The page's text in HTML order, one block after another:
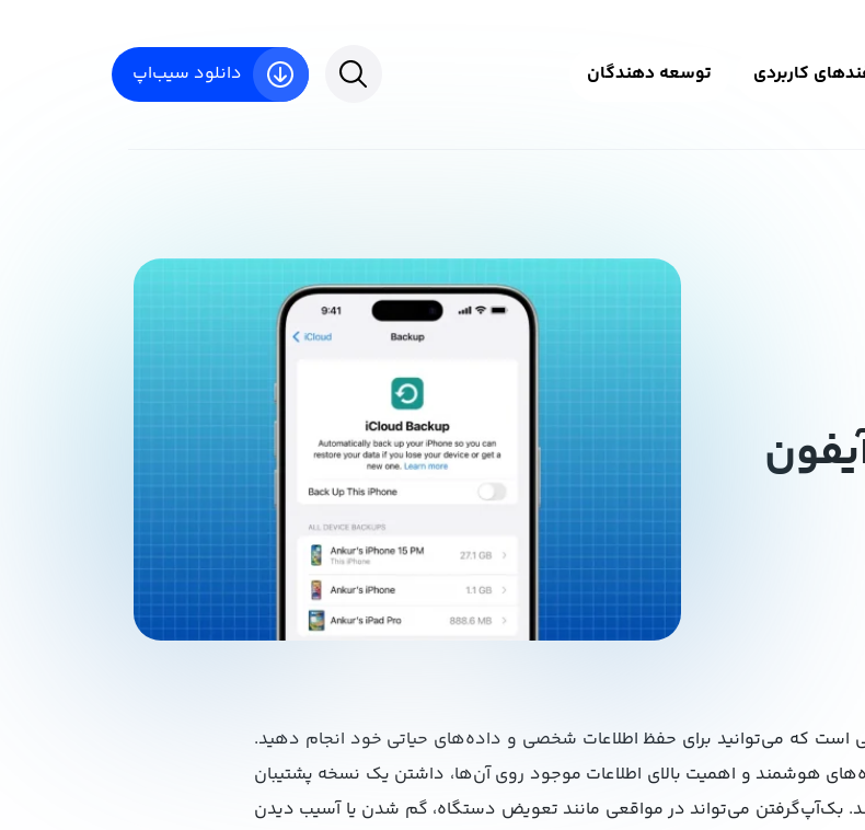
کاربردی توسعه دهندگان دانلود سیب‌اپ
است که می‌توانید برای حفظ اطلاعات شخصی و داده‌های حیاتی خود انجام دهید.
هوشمند و اهمیت بالای اطلاعات موجود روی آن‌ها، داشتن یک نسخه پشتیبان
بک‌آپ‌گرفتن می‌تواند در مواقعی مانند تعویض دستگاه، گم شدن یا آسیب دیدن